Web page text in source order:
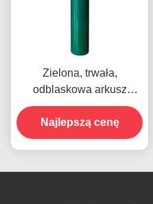
Zielona, trwała,
odblaskowa arkusz
akrylowy winylu dla
bezpieczeństwa
drogowego
Najlepszą cenę